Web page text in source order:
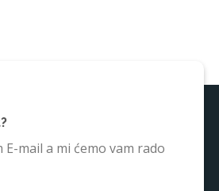
E-mail a mi ćemo vam rado